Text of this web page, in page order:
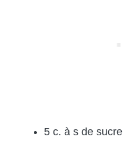
5 c. à s de sucre